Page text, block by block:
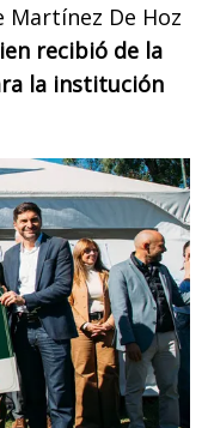
Martínez De Hoz
recibió de la
la institución